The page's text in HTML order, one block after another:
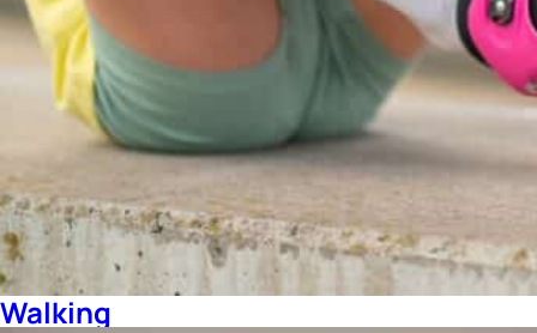
Walking